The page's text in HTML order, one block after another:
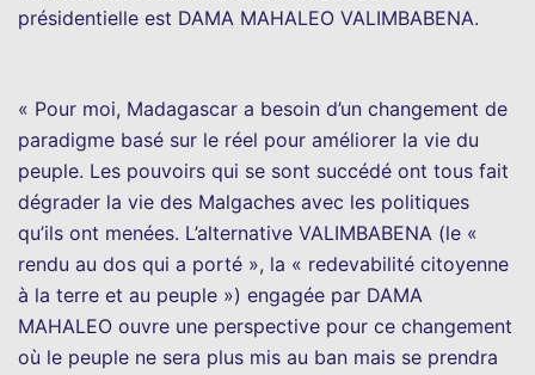
présidentielle est DAMA MAHALEO VALIMBABENA.
« Pour moi, Madagascar a besoin d’un changement de
paradigme basé sur le réel pour améliorer la vie du
peuple. Les pouvoirs qui se sont succédé ont tous fait
dégrader la vie des Malgaches avec les politiques
qu’ils ont menées. L’alternative VALIMBABENA (le «
rendu au dos qui a porté », la « redevabilité citoyenne
à la terre et au peuple ») engagée par DAMA
MAHALEO ouvre une perspective pour ce changement
où le peuple ne sera plus mis au ban mais se prendra